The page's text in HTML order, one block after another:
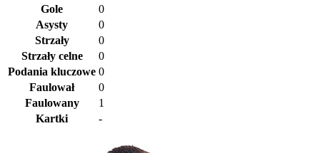
Gole
0
Asysty
0
Strzały
0
Strzały celne
0
Podania kluczowe 0
Faulował
0
Faulowany
1
Kartki
-